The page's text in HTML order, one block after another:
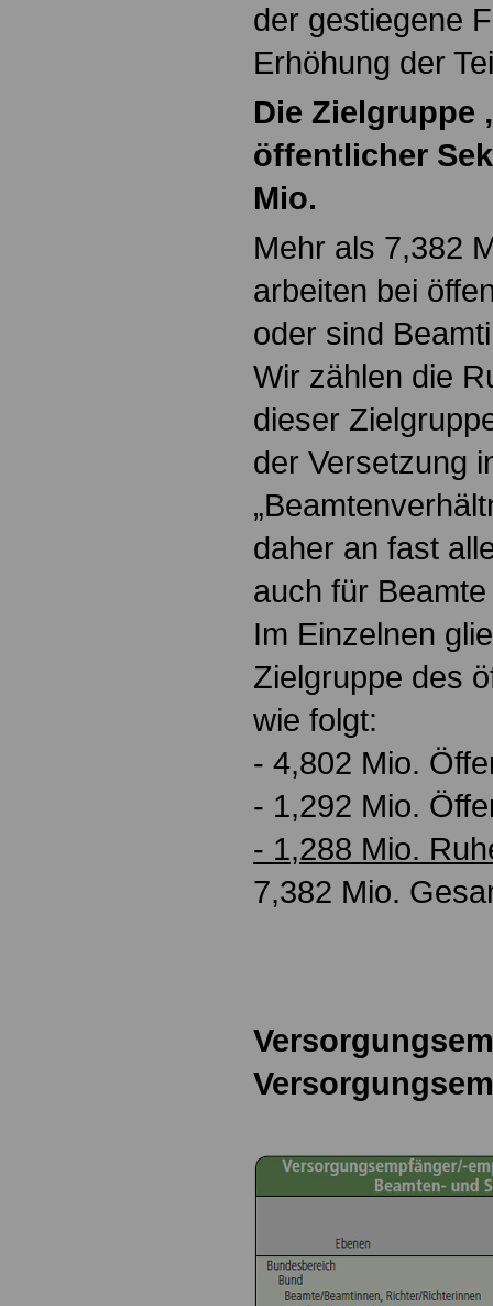
der gestiegene
Erhöhung der
Die Zielgruppe
öffentlicher
Mio.
Mehr als 7,382
arbeiten bei
oder sind
Wir zählen die
dieser
der Versetzung
daher an fast
auch für
Im Einzelnen
Zielgruppe des
wie folgt:
- 4,802 Mio.
- 1,292 Mio.
- 1,288 Mio.
7,382 Mio.